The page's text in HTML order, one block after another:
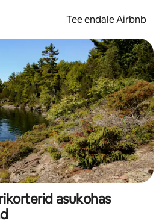
Tee endale Airbnb
asukohas